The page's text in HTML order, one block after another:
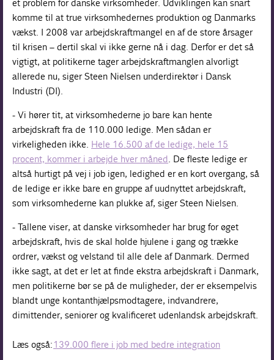
et problem for danske virksomheder. Udviklingen kan snart
komme til at true virksomhedernes produktion og Danmarks
vækst. I 2008 var arbejdskraftmangel en af de store årsager
til krisen – dertil skal vi ikke gerne nå i dag. Derfor er det så
vigtigt, at politikerne tager arbejdskraftmanglen alvorligt
allerede nu, siger Steen Nielsen underdirektør i Dansk
Industri (DI).
- Vi hører tit, at virksomhederne jo bare kan hente
arbejdskraft fra de 110.000 ledige. Men sådan er
virkeligheden ikke. Hele 16.500 af de ledige, hele 15
procent, kommer i arbejde hver måned . De fleste ledige er
altså hurtigt på vej i job igen, ledighed er en kort overgang, så
de ledige er ikke bare en gruppe af uudnyttet arbejdskraft,
som virksomhederne kan plukke af, siger Steen Nielsen.
- Tallene viser, at danske virksomheder har brug for øget
arbejdskraft, hvis de skal holde hjulene i gang og trække
ordrer, vækst og velstand til alle dele af Danmark. Dermed
ikke sagt, at det er let at finde ekstra arbejdskraft i Danmark,
men politikerne bør se på de muligheder, der er eksempelvis
blandt unge kontanthjælpsmodtagere, indvandrere,
dimittender, seniorer og kvalificeret udenlandsk arbejdskraft.
Læs også: 139.000 flere i job med bedre integration